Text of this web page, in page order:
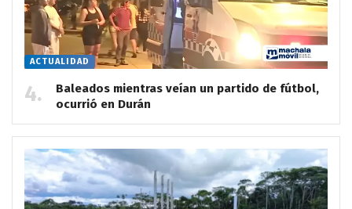
ACTUALIDAD
Baleados mientras veían un partido de fútbol,
ocurrió en Durán